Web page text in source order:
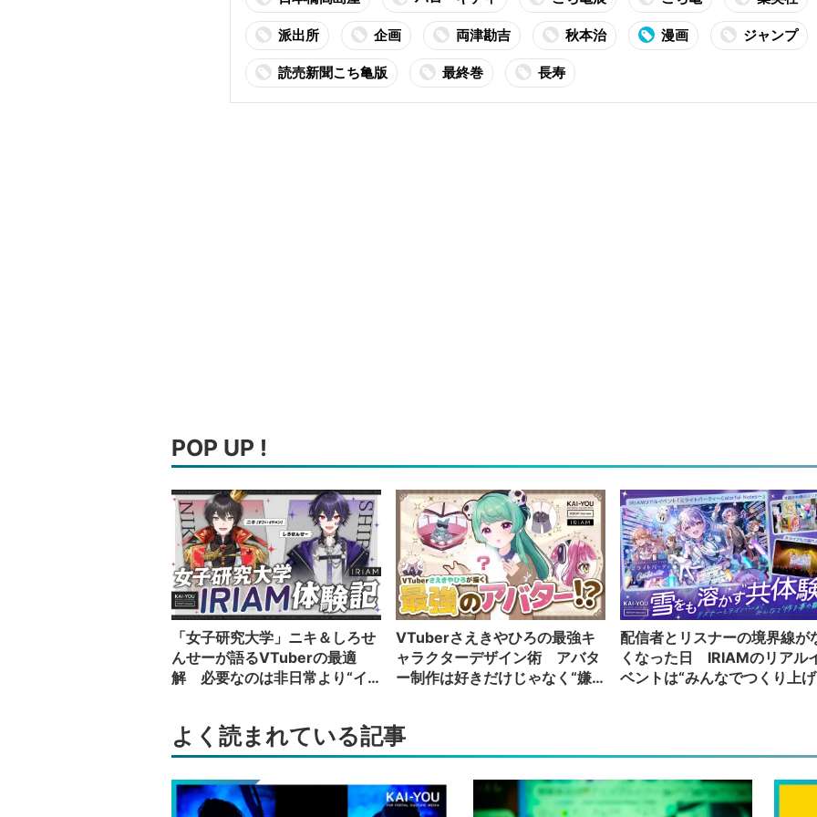
派出所 企画 両津勘吉 秋本治 漫画 ジャンプ
読売新聞こち亀版 最終巻 長寿
POP UP !
「女子研究大学」ニキ＆しろせ
んせーが語るVTuberの最適
解 必要なのは非日常より“イ
VTuberさえきやひろの最強キ
ャラクターデザイン術 アバタ
ー制作は好きだけじゃなく“嫌
配信者とリスナーの境界線が
くなった日 IRIAMのリアル
ベントは“みんなでつくり上げ
よく読まれている記事